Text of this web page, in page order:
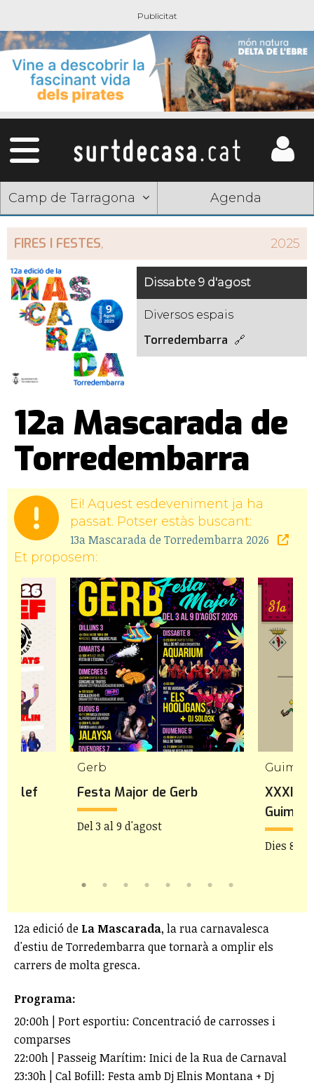
Camp de Tarragona Agenda
FIRES I FESTES, 2025
Dissabte 9 d'agost
Diversos espais
Torredembarra
12a Mascarada de
Torredembarra
Ei! Aquest esdeveniment ja ha
passat. Potser estàs buscant:
13a Mascarada de Torredembarra 2026
Et proposem:
Gerb
Festa Major de Gerb
Del 3 al 9 d'agost
XXXIa
Guimerà
Dies 8 i
12a edició de La Mascarada, la rua carnavalesca
d'estiu de Torredembarra que tornarà a omplir els
carrers de molta gresca.
Programa:
20:00h | Port esportiu: Concentració de carrosses i
comparses
22:00h | Passeig Marítim: Inici de la Rua de Carnaval
23:30h | Cal Bofill: Festa amb Dj Elnis Montana + Dj